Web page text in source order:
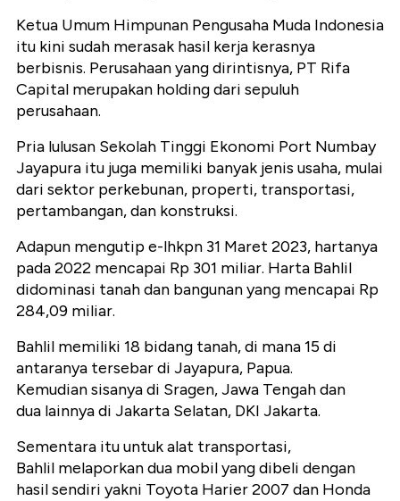
Ketua Umum Himpunan Pengusaha Muda Indonesia
itu kini sudah merasak hasil kerja kerasnya
berbisnis. Perusahaan yang dirintisnya, PT Rifa
Capital merupakan holding dari sepuluh
perusahaan.
Pria lulusan Sekolah Tinggi Ekonomi Port Numbay
Jayapura itu juga memiliki banyak jenis usaha, mulai
dari sektor perkebunan, properti, transportasi,
pertambangan, dan konstruksi.
Adapun mengutip e-lhkpn 31 Maret 2023, hartanya
pada 2022 mencapai Rp 301 miliar. Harta Bahlil
didominasi tanah dan bangunan yang mencapai Rp
284,09 miliar.
Bahlil memiliki 18 bidang tanah, di mana 15 di
antaranya tersebar di Jayapura, Papua.
Kemudian sisanya di Sragen, Jawa Tengah dan
dua lainnya di Jakarta Selatan, DKI Jakarta.
Sementara itu untuk alat transportasi,
Bahlil melaporkan dua mobil yang dibeli dengan
hasil sendiri yakni Toyota Harier 2007 dan Honda